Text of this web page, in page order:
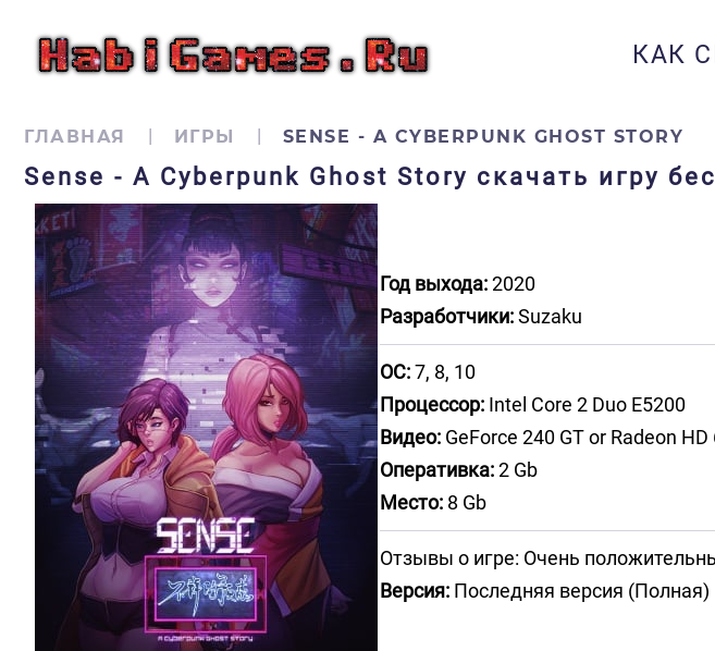
КАК
ГЛАВНАЯ ИГРЫ SENSE - A CYBERPUNK GHOST STORY
Sense - A Cyberpunk Ghost Story скачать игру
Год выхода:2020
Разработчики:Suzaku
ОС:7, 8, 10
Процессор:Intel Core 2 Duo E5200
Видео:GeForce 240 GT or Radeon HD
Оперативка:2 Gb
Место:8 Gb
Отзывы о игре: Очень
Версия:Последняя версия (Полная)